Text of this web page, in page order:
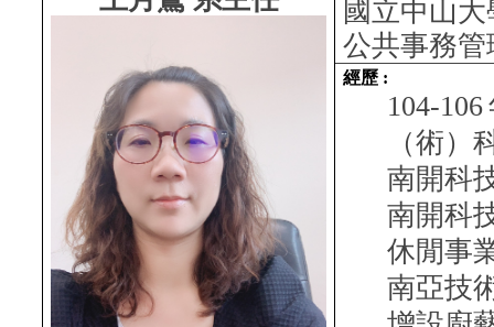
國立中山大
公共事務
經歷 :
104-106
（術）
南開科
南開科
休閒事
南亞技